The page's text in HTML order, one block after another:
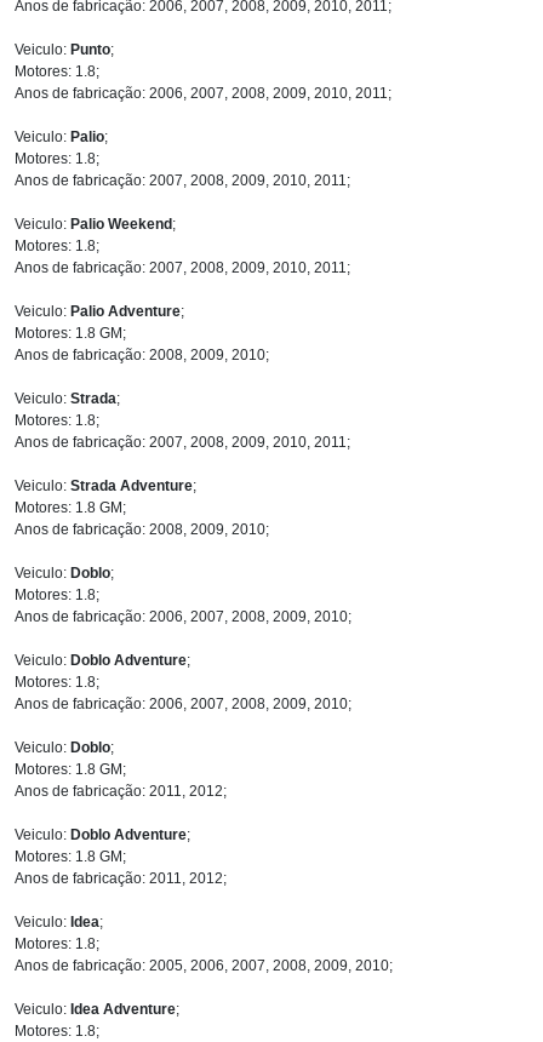
Anos de fabricação: 2006, 2007, 2008, 2009, 2010, 2011;
Veiculo: Punto;
Motores: 1.8;
Anos de fabricação: 2006, 2007, 2008, 2009, 2010, 2011;
Veiculo: Palio;
Motores: 1.8;
Anos de fabricação: 2007, 2008, 2009, 2010, 2011;
Veiculo: Palio Weekend;
Motores: 1.8;
Anos de fabricação: 2007, 2008, 2009, 2010, 2011;
Veiculo: Palio Adventure;
Motores: 1.8 GM;
Anos de fabricação: 2008, 2009, 2010;
Veiculo: Strada;
Motores: 1.8;
Anos de fabricação: 2007, 2008, 2009, 2010, 2011;
Veiculo: Strada Adventure;
Motores: 1.8 GM;
Anos de fabricação: 2008, 2009, 2010;
Veiculo: Doblo;
Motores: 1.8;
Anos de fabricação: 2006, 2007, 2008, 2009, 2010;
Veiculo: Doblo Adventure;
Motores: 1.8;
Anos de fabricação: 2006, 2007, 2008, 2009, 2010;
Veiculo: Doblo;
Motores: 1.8 GM;
Anos de fabricação: 2011, 2012;
Veiculo: Doblo Adventure;
Motores: 1.8 GM;
Anos de fabricação: 2011, 2012;
Veiculo: Idea;
Motores: 1.8;
Anos de fabricação: 2005, 2006, 2007, 2008, 2009, 2010;
Veiculo: Idea Adventure;
Motores: 1.8;